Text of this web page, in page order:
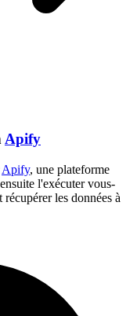
Apify
Apify, une plateforme
l'exécuter vous-
les données à